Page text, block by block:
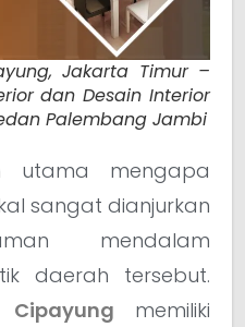
Jakarta Timur –
dan Desain Interior
Palembang Jambi
utama mengapa
sangat dianjurkan
mendalam
daerah tersebut.
memiliki